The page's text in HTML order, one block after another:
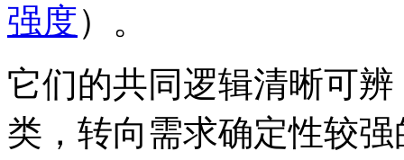
强度）。
它们的共同逻辑清晰可
类，转向需求确定性较